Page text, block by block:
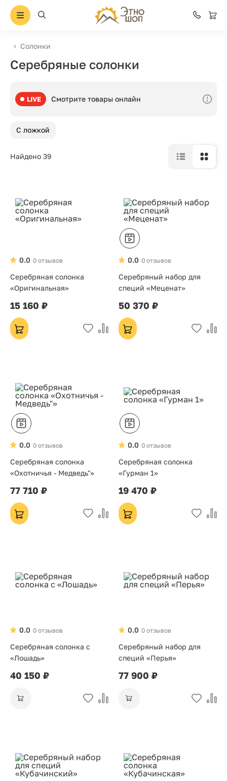
Солонки
Серебряные солонки
LIVE Смотрите товары онлайн
Найдено 39
С ложкой
0 отзывов
0.0
Серебряная солонка
«Оригинальная»
15 160 ₽
0 отзывов
0.0
Серебряный набор для
специй «Меценат»
50 370 ₽
0 отзывов
0.0
Серебряная солонка
«Охотничья - Медведь"»
77 710 ₽
0 отзывов
0.0
Серебряная солонка
«Гурман 1»
19 470 ₽
0 отзывов
0.0
Серебряная солонка с
«Лошадь»
40 150 ₽
0 отзывов
0.0
Серебряный набор для
специй «Перья»
77 900 ₽